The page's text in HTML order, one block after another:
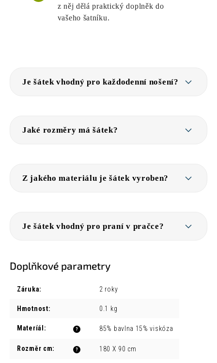
z něj dělá praktický doplněk do
vašeho šatníku.
Je šátek vhodný pro každodenní nošení?
Jaké rozměry má šátek?
Z jakého materiálu je šátek vyroben?
Je šátek vhodný pro praní v pračce?
Doplňkové parametry
Záruka: 2 roky
Hmotnost: 0.1 kg
?
Materíál : 85% bavlna 15% viskóza
?
Rozměr cm: 180 X 90 cm